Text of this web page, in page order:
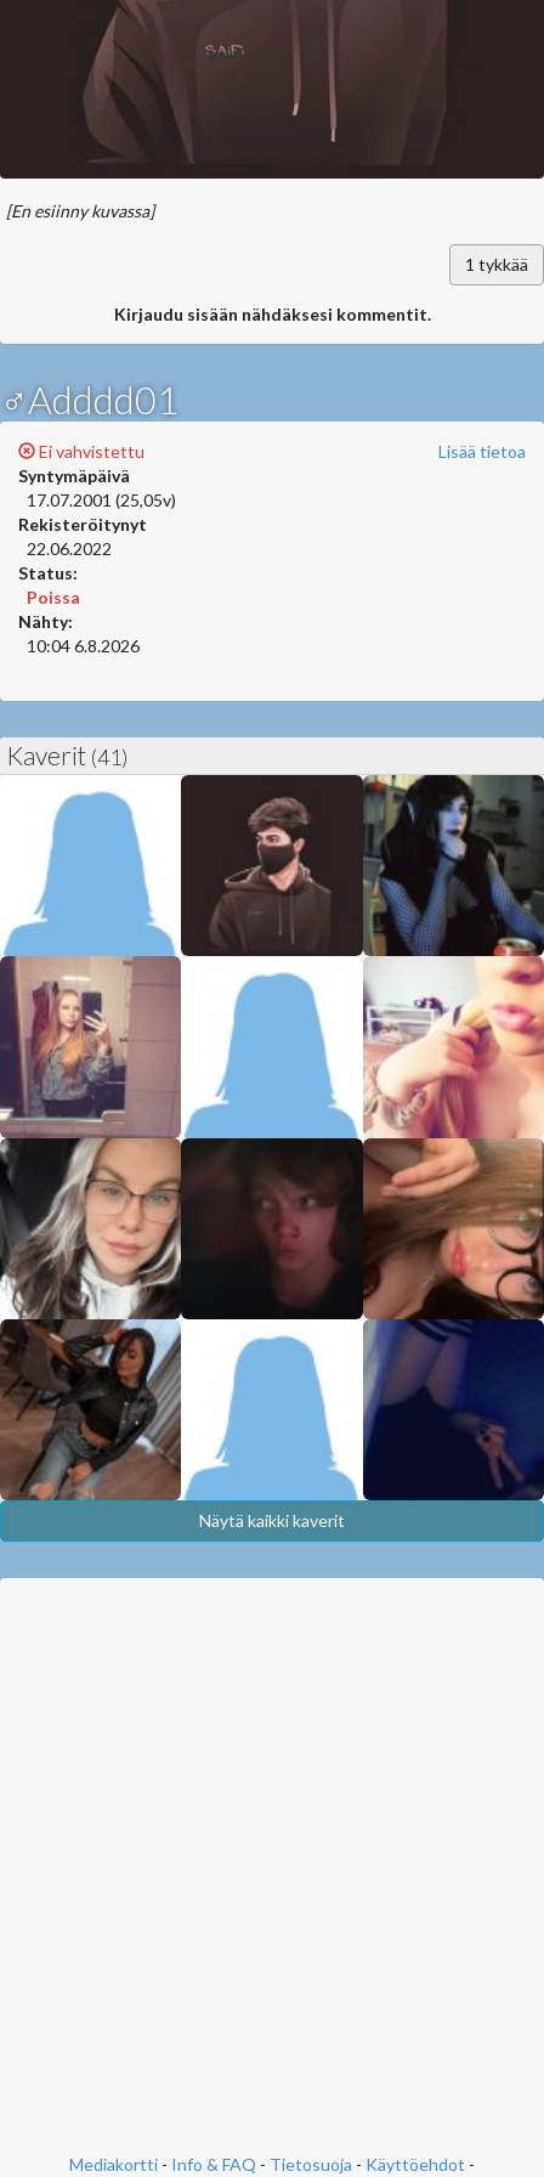
[En esiinny kuvassa]
1 tykkää
Kirjaudu sisään nähdäksesi kommentit.
♂Adddd01
Lisää tietoa
Ei vahvistettu
Syntymäpäivä
17.07.2001 (25,05v)
Rekisteröitynyt
22.06.2022
Status:
Poissa
Nähty:
10:04 6.8.2026
Kaverit (41)
Näytä kaikki kaverit
Mediakortti - Info & FAQ - Tietosuoja - Käyttöehdot -